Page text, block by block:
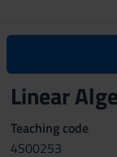
Linear
Teaching code
4S00253